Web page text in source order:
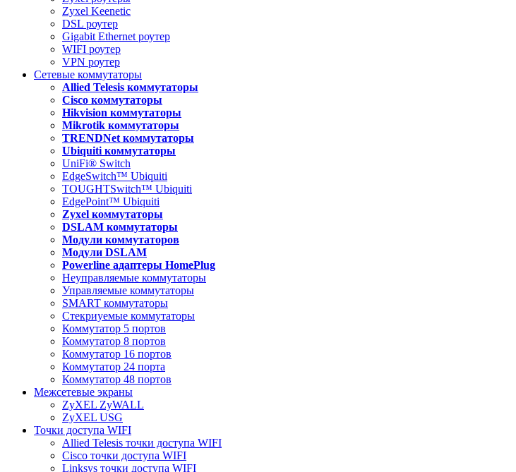
Zyxel Keenetic
DSL роутер
Gigabit Ethernet роутер
WIFI роутер
VPN роутер
Сетевые коммутаторы
Allied Telesis коммутаторы
Cisco коммутаторы
Hikvision коммутаторы
Mikrotik коммутаторы
TRENDNet коммутаторы
Ubiquiti коммутаторы
UniFi® Switch
EdgeSwitch™ Ubiquiti
TOUGHTSwitch™ Ubiquiti
EdgePoint™ Ubiquiti
Zyxel коммутаторы
DSLAM коммутаторы
Модули коммутаторов
Модули DSLAM
Powerline адаптеры HomePlug
Неуправляемые коммутаторы
Управляемые коммутаторы
SMART коммутаторы
Стекриуемые коммутаторы
Коммутатор 5 портов
Коммутатор 8 портов
Коммутатор 16 портов
Коммутатор 24 порта
Коммутатор 48 портов
Межсетевые экраны
ZyXEL ZyWALL
ZyXEL USG
Точки доступа WIFI
Allied Telesis точки доступа WIFI
Cisco точки доступа WIFI
Linksys точки доступа WIFI